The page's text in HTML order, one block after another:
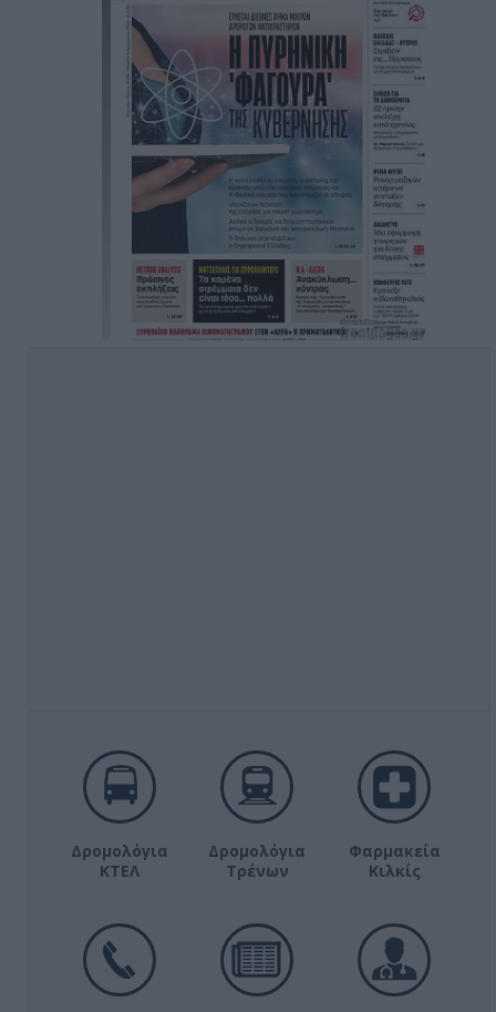
Δρομολόγια
ΚΤΕΛ
Δρομολόγια
Τρένων
Φαρμακεία
Κιλκίς